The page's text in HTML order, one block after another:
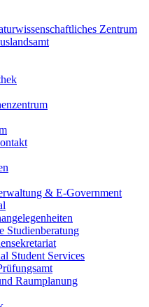
Zentrum
& E-Government
Studienberatung
Student Services
Raumplanung